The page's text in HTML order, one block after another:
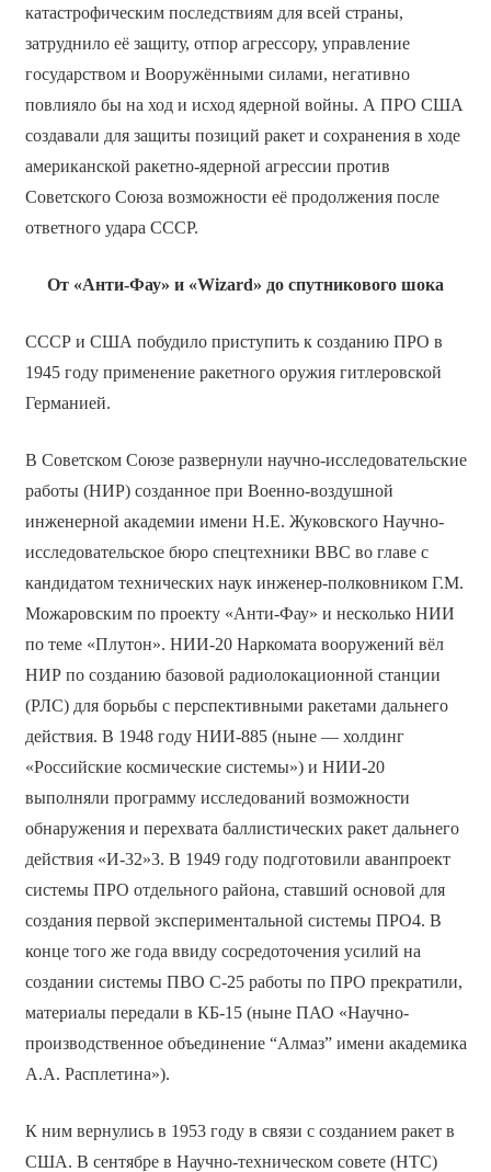
катастрофическим последствиям для всей страны,
затруднило её защиту, отпор агрессору, управление
государством и Вооружёнными силами, негативно
повлияло бы на ход и исход ядерной войны. А ПРО США
создавали для защиты позиций ракет и сохранения в ходе
американской ракетно-ядерной агрессии против
Советского Союза возможности её продолжения после
ответного удара СССР.
От «Анти-Фау» и «Wizard» до спутникового шока
СССР и США побудило приступить к созданию ПРО в
1945 году применение ракетного оружия гитлеровской
Германией.
В Советском Союзе развернули научно-исследовательские
работы (НИР) созданное при Военно-воздушной
инженерной академии имени Н.Е. Жуковского Научно-
исследовательское бюро спецтехники ВВС во главе с
кандидатом технических наук инженер-полковником Г.М.
Можаровским по проекту «Анти-Фау» и несколько НИИ
по теме «Плутон». НИИ-20 Наркомата вооружений вёл
НИР по созданию базовой радиолокационной станции
(РЛС) для борьбы с перспективными ракетами дальнего
действия. В 1948 году НИИ-885 (ныне — холдинг
«Российские космические системы») и НИИ-20
выполняли программу исследований возможности
обнаружения и перехвата баллистических ракет дальнего
действия «И-32»3. В 1949 году подготовили аванпроект
системы ПРО отдельного района, ставший основой для
создания первой экспериментальной системы ПРО4. В
конце того же года ввиду сосредоточения усилий на
создании системы ПВО С-25 работы по ПРО прекратили,
материалы передали в КБ-15 (ныне ПАО «Научно-
производственное объединение “Алмаз” имени академика
А.А. Расплетина»).
К ним вернулись в 1953 году в связи с созданием ракет в
США. В сентябре в Научно-техническом совете (НТС)